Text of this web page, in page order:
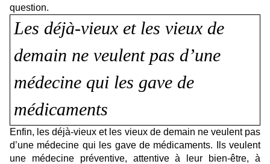
question.
Les déjà-vieux et les vieux de
demain ne veulent pas d’une
médecine qui les gave de
médicaments
Enfin, les déjà-vieux et les vieux de demain ne veulent pas
d’une médecine qui les gave de médicaments. Ils veulent
une médecine préventive, attentive à leur bien-être, à